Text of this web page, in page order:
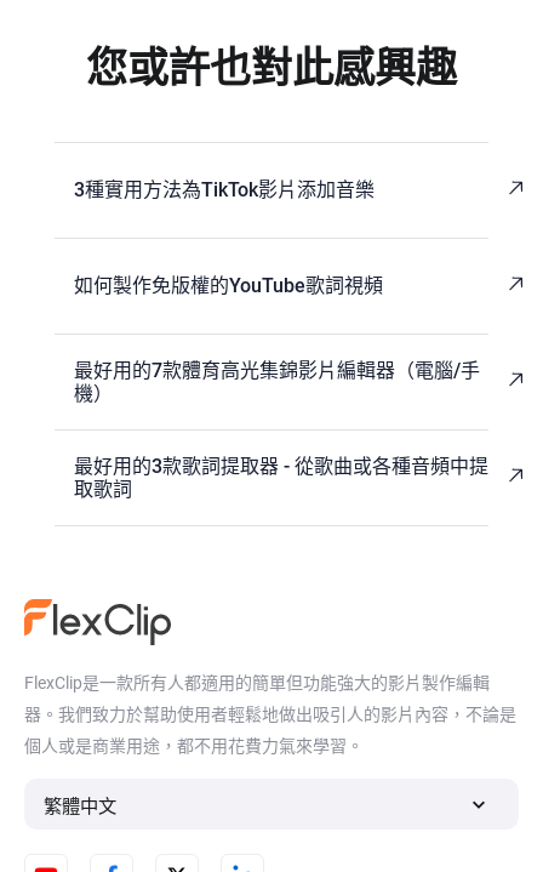
您或許也對此感興趣
3種實用方法為TikTok影片添加音樂
如何製作免版權的YouTube歌詞視頻
最好用的7款體育高光集錦影片編輯器（電腦/手
機）
最好用的3款歌詞提取器 - 從歌曲或各種音頻中提
取歌詞
FlexClip是一款所有人都適用的簡單但功能強大的影片製作編輯
器。我們致力於幫助使用者輕鬆地做出吸引人的影片內容，不論是
個人或是商業用途，都不用花費力氣來學習。
繁體中文